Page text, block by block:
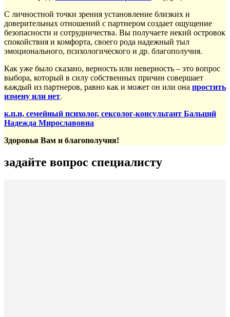
С личностной точки зрения установление близких и
доверительных отношений с партнером создает ощущение
безопасности и сотрудничества. Вы получаете некий островок
спокойствия и комфорта, своего рода надежный тыл
эмоционального, психологического и др. благополучия.
Как уже было сказано, верность или неверность – это вопрос
выбора, который в силу собственных причин совершает
каждый из партнеров, равно как и может он или она простить
измену или нет.
к.п.н, семейный психолог, сексолог-консультант Бальций
Надежда Мирославовна
Здоровья Вам и благополучия!
задайте вопрос специалисту